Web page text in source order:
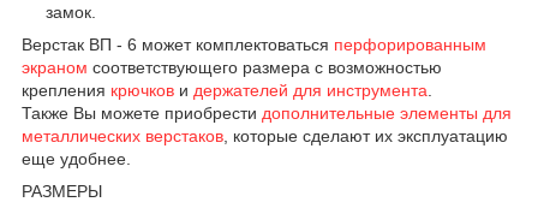
замок.
Верстак ВП - 6 может комплектоваться перфорированным
экраном соответствующего размера с возможностью
крепления крючков и держателей для инструмента
Также Вы можете приобрести дополнительные элементы для
металлических верстаков , которые сделают их эксплуатацию
еще удобнее.
РАЗМЕРЫ